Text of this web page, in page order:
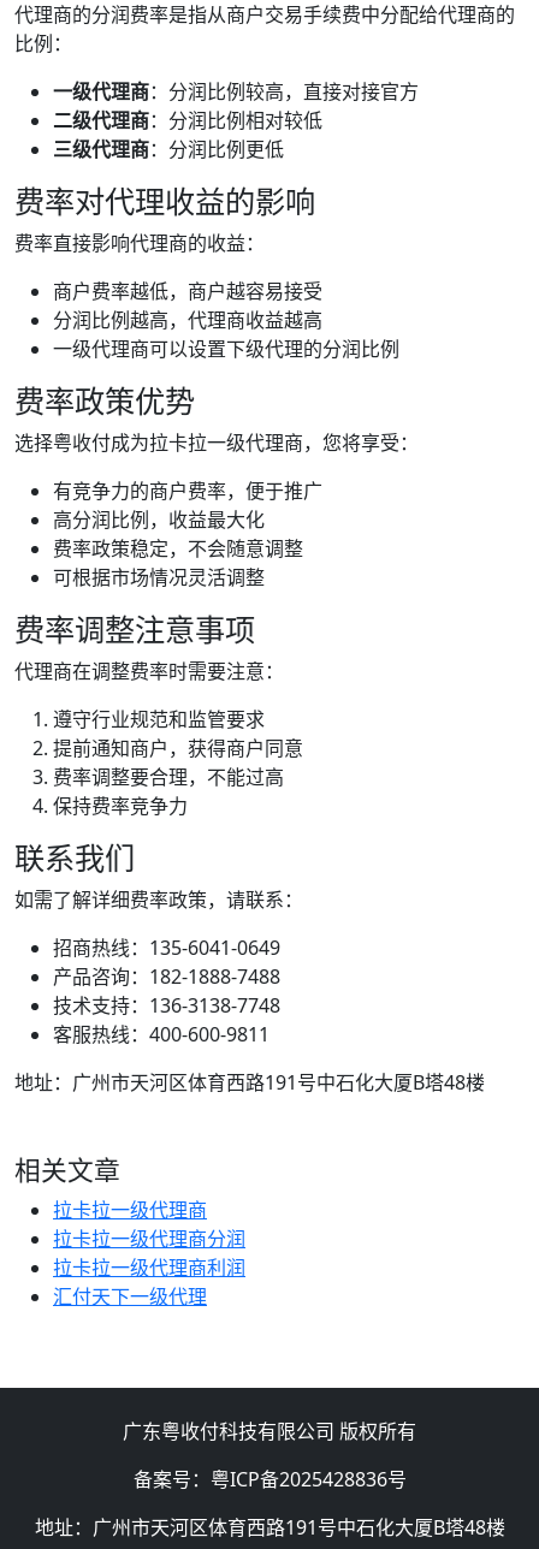
代理商的分润费率是指从商户交易手续费中分配给代理商的
比例：
一级代理商：分润比例较高，直接对接官方
二级代理商：分润比例相对较低
三级代理商：分润比例更低
费率对代理收益的影响
费率直接影响代理商的收益：
商户费率越低，商户越容易接受
分润比例越高，代理商收益越高
一级代理商可以设置下级代理的分润比例
费率政策优势
选择粤收付成为拉卡拉一级代理商，您将享受：
有竞争力的商户费率，便于推广
高分润比例，收益最大化
费率政策稳定，不会随意调整
可根据市场情况灵活调整
费率调整注意事项
代理商在调整费率时需要注意：
遵守行业规范和监管要求
提前通知商户，获得商户同意
费率调整要合理，不能过高
保持费率竞争力
联系我们
如需了解详细费率政策，请联系：
招商热线：135-6041-0649
产品咨询：182-1888-7488
技术支持：136-3138-7748
客服热线：400-600-9811
地址：广州市天河区体育西路191号中石化大厦B塔48楼
相关文章
拉卡拉一级代理商
拉卡拉一级代理商分润
拉卡拉一级代理商利润
汇付天下一级代理
广东粤收付科技有限公司 版权所有
备案号：粤ICP备2025428836号
地址：广州市天河区体育西路191号中石化大厦B塔48楼